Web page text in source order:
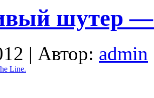
шутер —
| Автор: admin